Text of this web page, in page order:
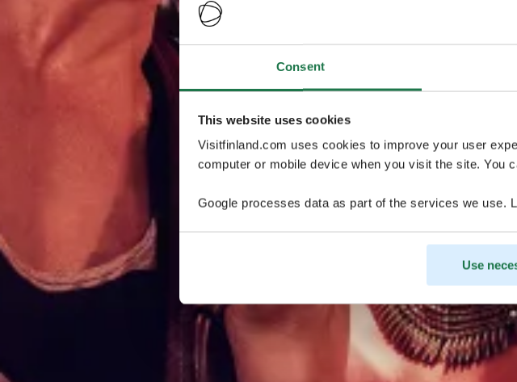
Consent
This website uses cookies
Visitfinland.com uses cookies to improve your user
computer or mobile device when you visit the site. You
Google processes data as part of the services we use.
Use